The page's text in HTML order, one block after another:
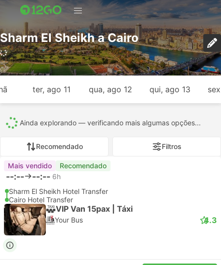
Sharm El Sheikh a Cairo
1.025 viagens (USD 12 – USD 398)
ter, ago 11 qua, ago 12 qui, ago 13
Todos1025 195 786 30 13
Recomendado Filtros
Mais vendido Recomendado
--:-- --:-- 6h
Sharm El Sheikh Hotel Transfer
Cairo Hotel Transfer
VIP Van 15pax | Táxi
Your Bus 4.3